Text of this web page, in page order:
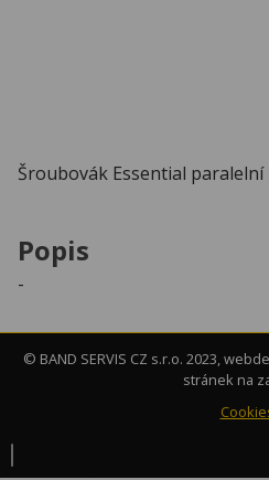
Šroubovák Essential paralelní
Popis
-
© BAND SERVIS CZ s.r.o. 2023,
stránek na